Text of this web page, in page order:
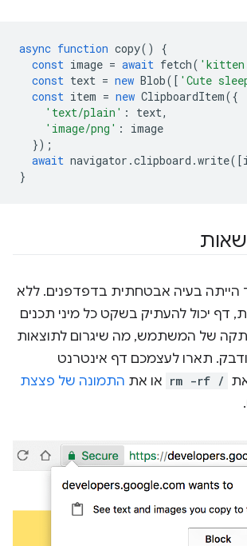
async function copy ()
const image = await fetch(
const text = new Blob (['Cute
const item = new ClipboardItem
'text/plain': text
'image/png': image
await navigator.clipboard.
בעיה אבטחתית בדפדפנים. ללא
יכול להעתיק בשקט כל מיני תכנים
של המשתמש, מה שיגרום לתוצאות
תארו לעצמכם דף אינטרנט
rm -rf / או אתהתמונה של פצצת